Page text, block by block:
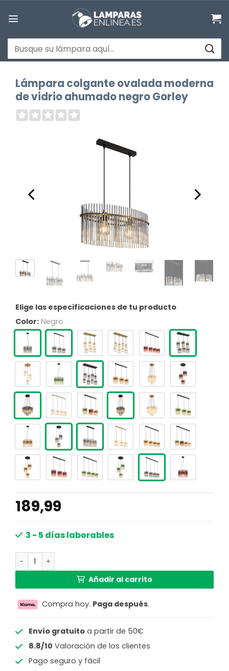
Buscar
por:
Lámpara colgante ovalada moderna
de vidrio ahumado negro Gorley
Elige las especificaciones de tu producto
Color: Negro
189,99
3 - 5 días laborables
Lámpara colgante ovalada moderna de vidrio ahumado
Añadir al carrito
Compra hoy. Paga después.
Envío gratuitoa partir de 50€
8.8/10 Valoración de los clientes
Pago seguro y fácil